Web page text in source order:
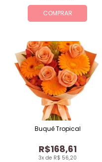
COMPRAR
3x de R$ 56,20
R$168,61
Buquê Tropical